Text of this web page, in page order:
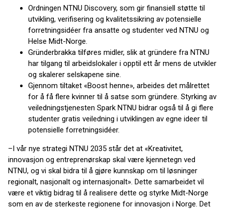
Ordningen NTNU Discovery, som gir finansiell støtte til
utvikling, verifisering og kvalitetssikring av potensielle
forretningsidéer fra ansatte og studenter ved NTNU og
Helse Midt-Norge.
Gründerbrakka tilføres midler, slik at gründere fra NTNU
har tilgang til arbeidslokaler i opptil ett år mens de utvikler
og skalerer selskapene sine.
Gjennom tiltaket «Boost henne», arbeides det målrettet
for å få flere kvinner til å satse som gründere. Styrking av
veiledningstjenesten Spark NTNU bidrar også til å gi flere
studenter gratis veiledning i utviklingen av egne ideer til
potensielle forretningsidéer.
–I vår nye strategi NTNU 2035 står det at «Kreativitet,
innovasjon og entreprenørskap skal være kjennetegn ved
NTNU, og vi skal bidra til å gjøre kunnskap om til løsninger
regionalt, nasjonalt og internasjonalt». Dette samarbeidet vil
være et viktig bidrag til å realisere dette og styrke Midt-Norge
som en av de sterkeste regionene for innovasjon i Norge. Det